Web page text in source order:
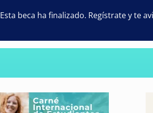
Esta beca ha finalizado. Regístrate y te